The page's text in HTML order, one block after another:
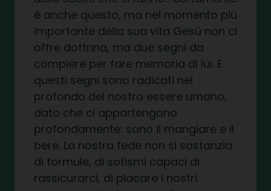
è anche questo, ma nel momento più
importante della sua vita Gesù non ci
offre dottrina, ma due segni da
compiere per fare memoria di lui. E
questi segni sono radicati nel
profondo del nostro essere umano,
dato che ci appartengono
profondamente: sono il mangiare e il
bere. La nostra fede non si sostanzia
di formule, di sofismi capaci di
rassicurarci, di placare i nostri